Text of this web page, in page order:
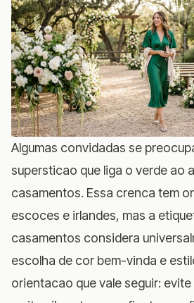
Algumas convidadas se
supersticao que liga o verde ao
casamentos. Essa crenca tem
escoces e irlandes, mas a
casamentos considera
escolha de cor bem-vinda e
orientacao que vale seguir: